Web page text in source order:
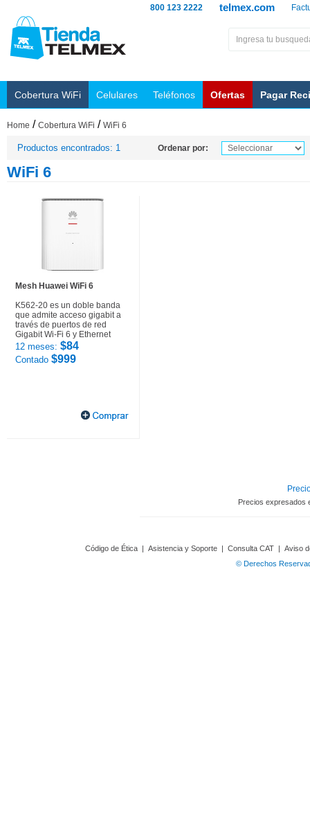
telmex.com
800 123 2222
Cobertura WiFi Celulares Teléfonos Ofertas Pagar
Home / Cobertura WiFi / WiFi 6
Productos encontrados: 1 Ordenar por:
WiFi 6
Mesh Huawei WiFi 6
K562-20 es un doble banda
que admite acceso gigabit a
través de puertos de red
Gigabit Wi-Fi 6 y Ethernet
12 meses: $84
Contado $999
Precios expresados
Código de Ética | Asistencia y Soporte | Consulta CAT | Aviso
© Derechos